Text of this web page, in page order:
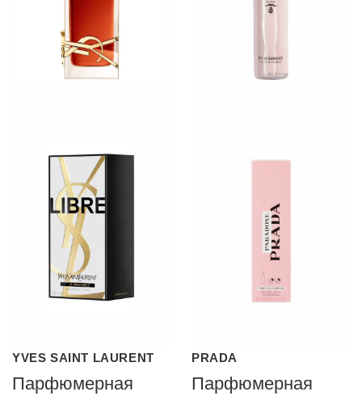
YVES SAINT LAURENT
Парфюмерная
PRADA
Парфюмерная